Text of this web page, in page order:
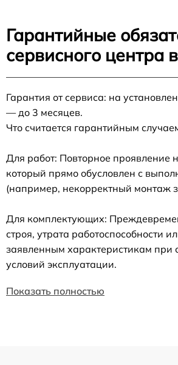
Гарантийные
сервисного центра
Гарантия от сервиса: на
— до 3 месяцев.
Что считается гарантийным
Для работ: Повторное проявление
который прямо обусловлен с
(например, некорректный монтаж
Для комплектующих:
строя, утрата работоспособности
заявленным характеристикам при
условий эксплуатации.
Показать полностью